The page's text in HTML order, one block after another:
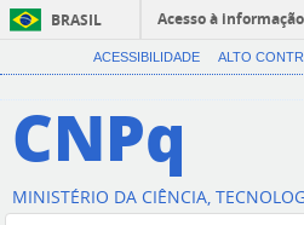
BRASIL
Acesso à informação
ACESSIBILIDADE ALTO
CNPq
MINISTÉRIO DA CIÊNCIA,